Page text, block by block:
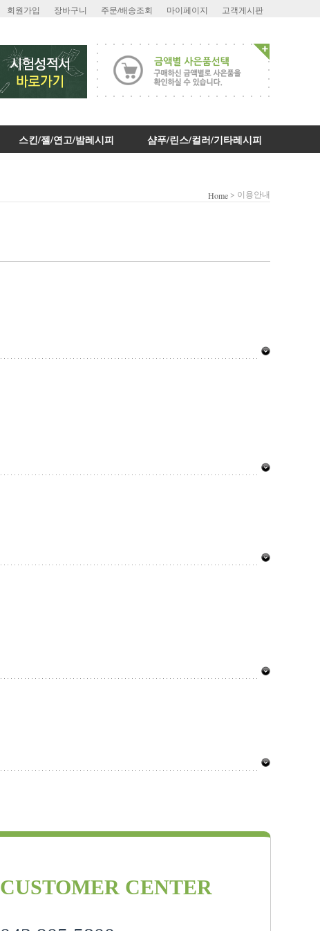
회원가입 장바구니 주문/배송조회 마이페이지 고객게시판
스킨/젤/연고/밤레시피 샴푸/린스/컬러/기타레시피
Home > 이용안내
CUSTOMER CENTER